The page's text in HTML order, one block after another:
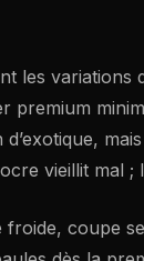
les
premium
vieillit mal ;
coupe